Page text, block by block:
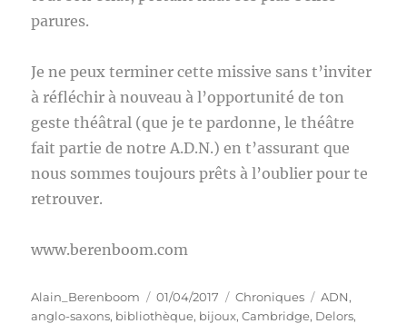
parures.
Je ne peux terminer cette missive sans t’inviter
à réfléchir à nouveau à l’opportunité de ton
geste théâtral (que je te pardonne, le théâtre
fait partie de notre A.D.N.) en t’assurant que
nous sommes toujours prêts à l’oublier pour te
retrouver.
www.berenboom.com
Auteur
Alain_Berenboom
Publié
le
01/04/2017 Catégories
Chroniques Étiquettes
ADN,
anglo-saxons, bibliothèque, bijoux,Cambridge, Delors,